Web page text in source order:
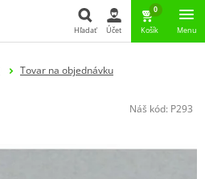
Hľadať Účet
0
Košík Menu
Tovar na objednávku
Náš kód: P293